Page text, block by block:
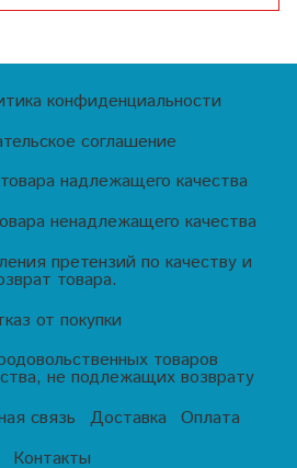
конфиденциальности
соглашение
надлежащего качества
ненадлежащего качества
претензий по качеству и
товара.
от покупки
товаров
не подлежащих возврату
связь Доставка
Оплата
Контакты